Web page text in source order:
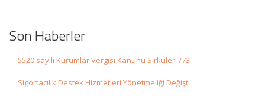
Son Haberler
5520 sayılı Kurumlar Vergisi Kanunu Sirküleri /73
Sigortacılık Destek Hizmetleri Yönetmeliği Değişti